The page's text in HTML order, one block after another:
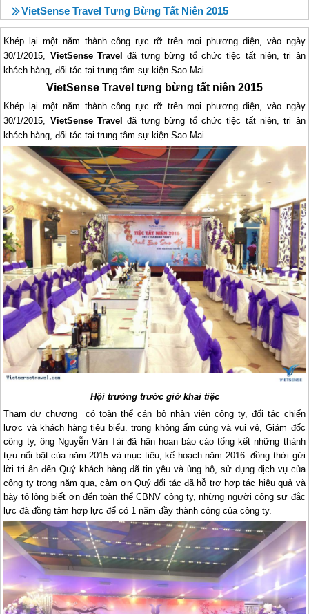
VietSense Travel Tưng Bừng Tất Niên 2015
Khép lại một năm thành công rực rỡ trên mọi phương diện, vào ngày
30/1/2015, VietSense Travel
đã tưng bừng tổ chức tiệc tất niên, tri ân
khách hàng, đối tác tại trung tâm sự kiện Sao Mai.
VietSense Travel tưng bừng tất niên 2015
Khép lại một năm thành công rực rỡ trên mọi phương diện, vào ngày
30/1/2015, VietSense Travel
đã tưng bừng tổ chức tiệc tất niên, tri ân
khách hàng, đối tác tại trung tâm sự kiện Sao Mai.
Hội trường trước giờ khai tiệc
Tham dự chương có toàn thể cán bộ nhân viên công ty, đối tác chiến
lược và khách hàng tiêu biểu. trong không ấm cúng và vui vẻ, Giám đốc
công ty, ông Nguyễn Văn Tài đã hân hoan báo cáo tổng kết những thành
tựu nổi bật của năm 2015 và mục tiêu, kế hoạch năm 2016. đồng thởi gửi
lời tri ân đến Quý khách hàng đã tin yêu và ủng hộ, sử dụng dịch vụ của
công ty trong năm qua, cảm ơn Quý đối tác đã hỗ trợ hợp tác hiệu quả và
bày tỏ lòng biết ơn đến toàn thể CBNV công ty, những người cộng sự đắc
lực đã đồng tâm hợp lực để có 1 năm đầy thành công của công ty.